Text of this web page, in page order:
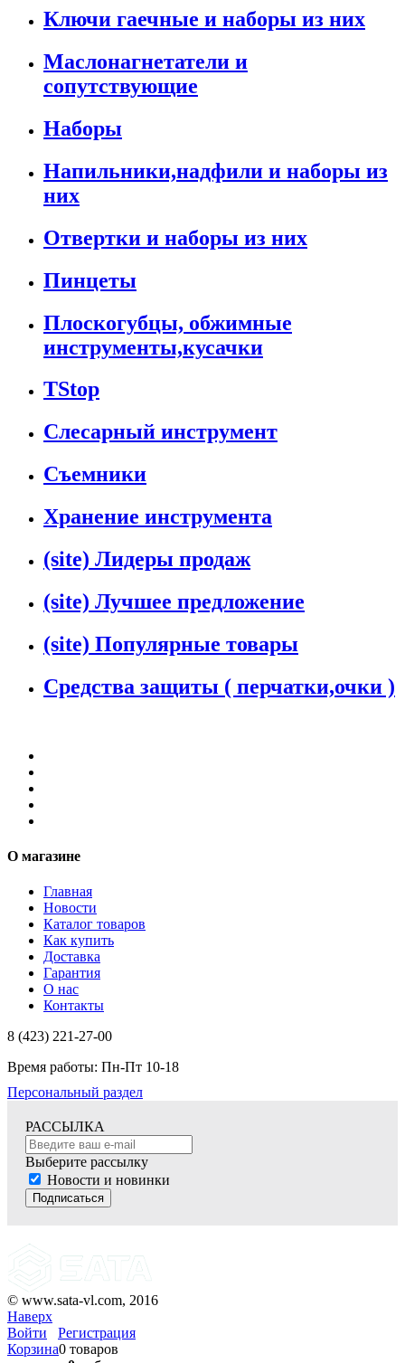
Ключи гаечные и наборы из них
Маслонагнетатели и
сопутствующие
Наборы
Напильники,надфили и наборы из
них
Отвертки и наборы из них
Пинцеты
Плоскогубцы, обжимные
инструменты,кусачки
TStop
Слесарный инструмент
Съемники
Хранение инструмента
(site) Лидеры продаж
(site) Лучшее предложение
(site) Популярные товары
Средства защиты ( перчатки,очки )
О магазине
Главная
Новости
Каталог товаров
Как купить
Доставка
Гарантия
О нас
Контакты
8 (423) 221-27-00
Время работы: Пн-Пт 10-18
Персональный раздел
РАССЫЛКА
Выберите рассылку
Новости и новинки
Подписаться
© www.sata-vl.com, 2016
Наверх
Войти
Регистрация
Корзина0 товаров